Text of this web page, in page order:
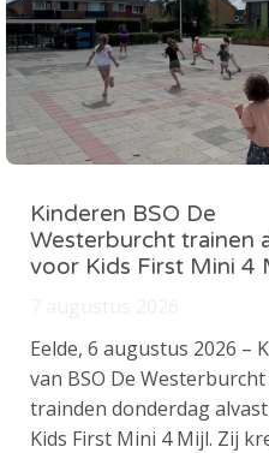
Kinderen BSO De
Westerburcht trainen
voor Kids First Mini 4
Eelde, 6 augustus 2026 –
van BSO De Westerburcht
trainden donderdag
Kids First Mini 4 Mijl. Zij